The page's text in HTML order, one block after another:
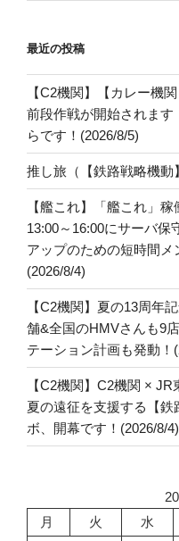
最近の投稿
【C2機関】【カレー機
前段作戦が開始されます
らです！(2026/8/5)
推し旅（【鉄路戦略機動
【艦これ】「艦これ」
13:00～16:00にサーバ保
アップのための短時間メ
(2026/8/4)
【C2機関】夏の13周年
舗&全国のHMVさんも9
テーション計画も発動！
【C2機関】C2機関 ×
夏の遠征を支援する【
ボ、開幕です！(2026/8/4)
月
火 水